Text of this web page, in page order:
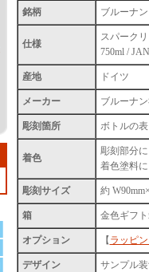
銘柄 ブルーナ
仕様
スパーク
750ml /
産地 ドイツ
メーカー ブルーナ
彫刻箇所 ボトルの
着色
彫刻部分
着色塗料
彫刻サイズ 約
箱 金色ギフ
オプション 【 ラッピ
デザイン サンプル